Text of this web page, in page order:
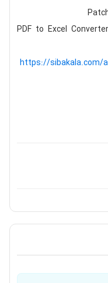
PDF to Excel
https://sibakala.com/